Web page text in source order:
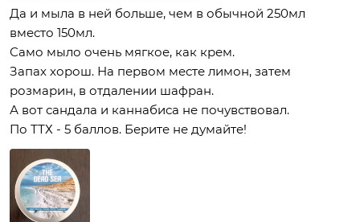
Да и мыла в ней больше, чем в обычной 250мл
вместо 150мл.
Само мыло очень мягкое, как крем.
Запах хорош. На первом месте лимон, затем
розмарин, в отдалении шафран.
А вот сандала и каннабиса не почувствовал.
По ТТХ - 5 баллов. Берите не думайте!